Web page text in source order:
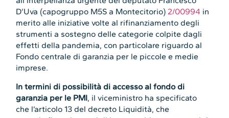
D’Uva (capogruppo M5S a Montecitorio)2/00994 in
merito alle iniziative volte al rifinanziamento degli
strumenti a sostegno delle categorie colpite dagli
effetti della pandemia, con particolare riguardo al
Fondo centrale di garanzia per le piccole e medie
imprese.
In termini di possibilità di accesso al fondo di
garanzia per le PMI, il viceministro ha specificato
che l’articolo 13 del decreto Liquidità, che